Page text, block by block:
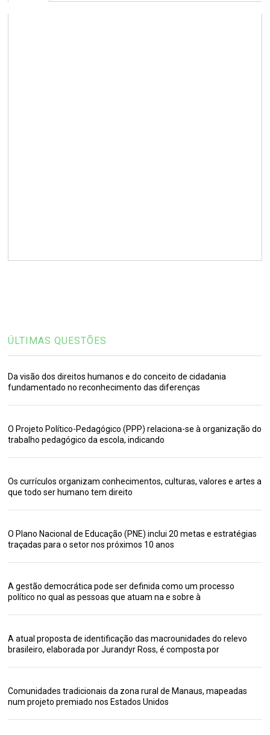
ÚLTIMAS QUESTÕES
Da visão dos direitos humanos e do conceito de cidadania
fundamentado no reconhecimento das diferenças
O Projeto Político-Pedagógico (PPP) relaciona-se à organização do
trabalho pedagógico da escola, indicando
Os currículos organizam conhecimentos, culturas, valores e artes a
que todo ser humano tem direito
O Plano Nacional de Educação (PNE) inclui 20 metas e estratégias
traçadas para o setor nos próximos 10 anos
A gestão democrática pode ser definida como um processo
político no qual as pessoas que atuam na e sobre à
A atual proposta de identificação das macrounidades do relevo
brasileiro, elaborada por Jurandyr Ross, é composta por
Comunidades tradicionais da zona rural de Manaus, mapeadas
num projeto premiado nos Estados Unidos